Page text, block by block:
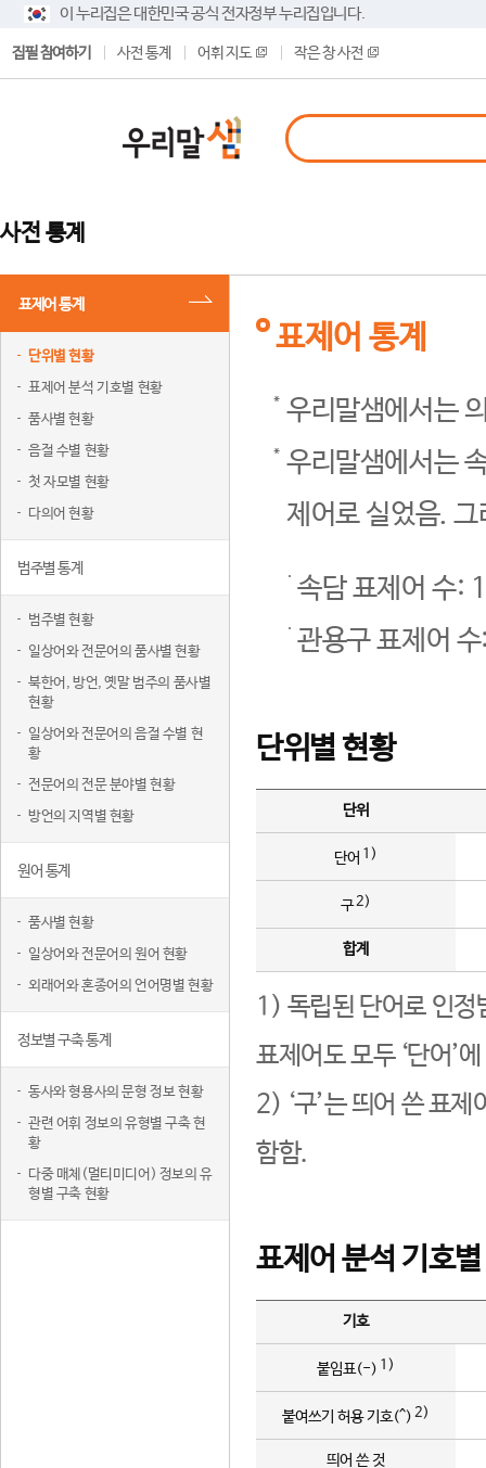
이 누리집은 대한민국 공식 전자정부 누리집입니다.
집필 참여하기 사전 통계 어휘 지도 작은 창 사전
사전 통계
표제어 통계
단위별 현황
표제어 분석 기호별 현황
품사별 현황
음절 수별 현황
첫 자모별 현황
다의어 현황
범주별 통계
범주별 현황
일상어와 전문어의 품사별 현황
북한어, 방언, 옛말 범주의 품사별
현황
일상어와 전문어의 음절 수별 현
황
전문어의 전문 분야별 현황
방언의 지역별 현황
원어 통계
품사별 현황
일상어와 전문어의 원어 현황
외래어와 혼종어의 언어명별 현황
정보별 구축 통계
동사와 형용사의 문형 정보 현황
관련 어휘 정보의 유형별 구축 현
황
다중 매체(멀티미디어) 정보의 유
형별 구축 현황
표제어 통계
우리말샘에서는
우리말샘에서는
제어로 실었음.
속담 표제어 수:
관용구 표제어
단위별 현황
단위
단어 1)
구2)
합계
1) 독립된 단어로 인정
표제어도 모두 ‘단어’
2) ‘구’는 띄어 쓴 표
함함.
표제어 분석 기호
기호
붙임표(-) 1)
붙여쓰기 허용 기호(^) 2)
띄어 쓴 것